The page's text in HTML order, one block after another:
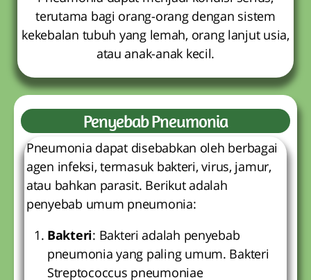
terutama bagi orang-orang dengan sistem
kekebalan tubuh yang lemah, orang lanjut usia,
atau anak-anak kecil.
Penyebab Pneumonia
Pneumonia dapat disebabkan oleh berbagai
agen infeksi, termasuk bakteri, virus, jamur,
atau bahkan parasit. Berikut adalah
penyebab umum pneumonia:
Bakteri: Bakteri adalah penyebab
pneumonia yang paling umum. Bakteri
Streptococcus pneumoniae